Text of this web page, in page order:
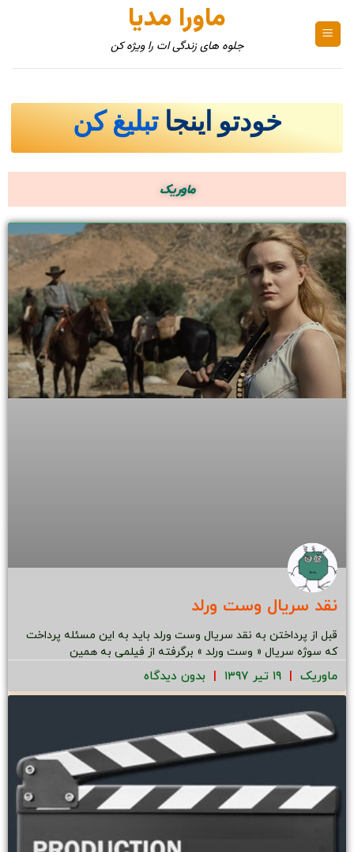
ماورا مدیا
جلوه های زندگی ات را ویژه کن
خودتو اینجا تبلیغ کن
ماوریک
نقد سریال وست ورلد
قبل از پرداختن به نقد سریال وست ورلد باید به این مسئله پرداخت
که سوژه سریال « وست ورلد » برگرفته از فیلمی به همین
ماوریک بدون دیدگاه